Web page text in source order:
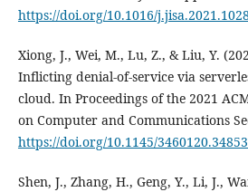
https://doi.org/10.1016/
Xiong, J., Wei, M., Lu, Z., & Liu, Y.
Inflicting denial-of-service via
cloud. In Proceedings of the 2021
on Computer and Communications
https://doi.org/10.1145/
Shen, J., Zhang, H., Geng, Y., Li, J.,